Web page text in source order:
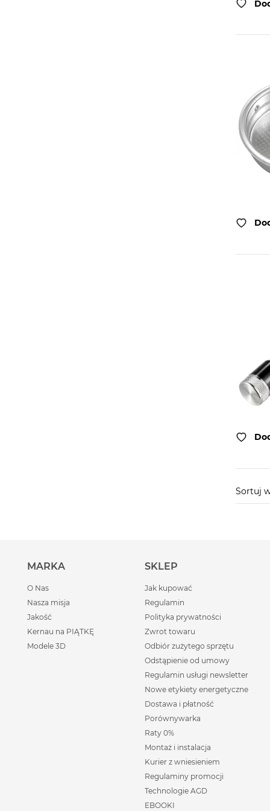
Sortuj
MARKA
O Nas
Nasza misja
Jakość
Kernau na PIĄTKĘ
Modele 3D
SKLEP
Jak kupować
Regulamin
Polityka prywatności
Zwrot towaru
Odbiór zużytego sprzętu
Odstąpienie od umowy
Regulamin usługi newsletter
Nowe etykiety energetyczne
Dostawa i płatność
Porównywarka
Raty 0%
Montaż i instalacja
Kurier z wniesieniem
Regulaminy promocji
Technologie AGD
EBOOKI